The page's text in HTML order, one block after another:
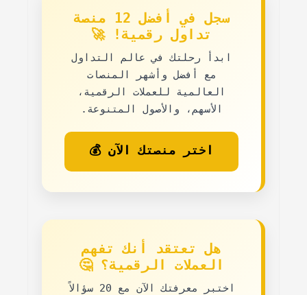
سجل في أفضل 12 منصة
تداول رقمية! 🚀
ابدأ رحلتك في عالم التداول
مع
أفضل وأشهر المنصات
العالمية للعملات الرقمية،
الأسهم، والأصول المتنوعة.
اختر منصتك الآن 💰
هل تعتقد أنك تفهم
العملات الرقمية؟ 🤔
اختبر معرفتك الآن مع
20 سؤالاً